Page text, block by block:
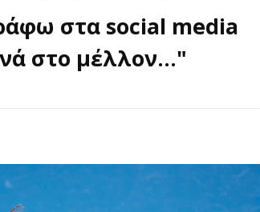
στα social media
στο μέλλον..."